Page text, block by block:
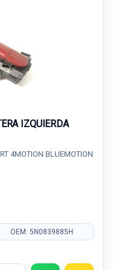
IZQUIERDA
4MOTION BLUEMOTION
OEM: 5N0839885H